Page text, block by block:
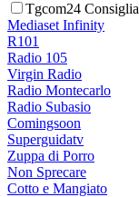
Tgcom24 Consiglia
Mediaset Infinity
R101
Radio 105
Virgin Radio
Radio Montecarlo
Radio Subasio
Comingsoon
Superguidatv
Zuppa di Porro
Non Sprecare
Cotto e Mangiato